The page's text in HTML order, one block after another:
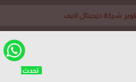
شركة ديجيتال لايف